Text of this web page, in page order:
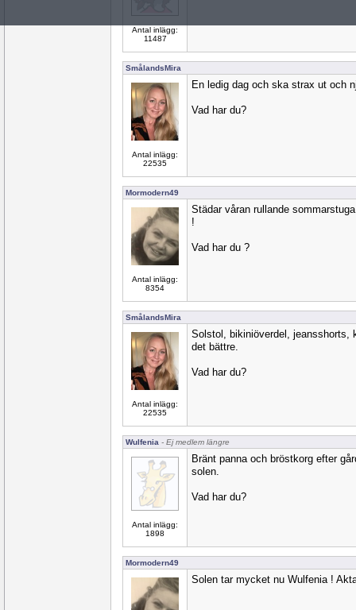
Antal inlägg:
11487
SmålandsMira
Antal inlägg:
22535
En ledig dag och ska strax ut och
Vad har du?
Mormodern49
Antal inlägg:
8354
Städar våran rullande
!
Vad har du ?
SmålandsMira
Antal inlägg:
22535
Solstol, bikiniöverdel, jeansshorts,
det bättre.
Vad har du?
Wulfenia - Ej medlem längre
Antal inlägg:
1898
Bränt panna och bröstkorg efter
solen.
Vad har du?
Mormodern49
Solen tar mycket nu Wulfenia !